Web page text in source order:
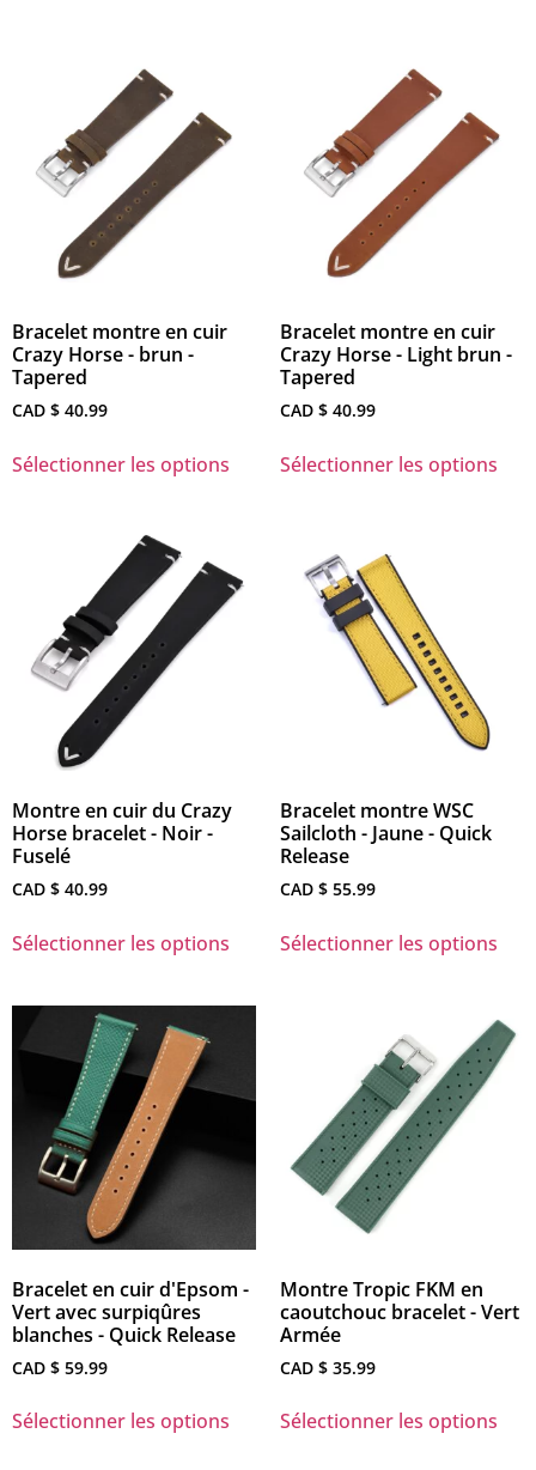
Bracelet montre en cuir
Crazy Horse - brun -
Tapered
CAD $ 40.99
Sélectionner les options
Bracelet montre en cuir
Crazy Horse - Light brun -
Tapered
CAD $ 40.99
Sélectionner les options
Montre en cuir du Crazy
Horse bracelet - Noir -
Fuselé
CAD $ 40.99
Sélectionner les options
Bracelet montre WSC
Sailcloth - Jaune - Quick
Release
CAD $ 55.99
Sélectionner les options
Bracelet en cuir d'Epsom -
Vert avec surpiqûres
blanches - Quick Release
CAD $ 59.99
Sélectionner les options
Montre Tropic FKM en
caoutchouc bracelet - Vert
Armée
CAD $ 35.99
Sélectionner les options